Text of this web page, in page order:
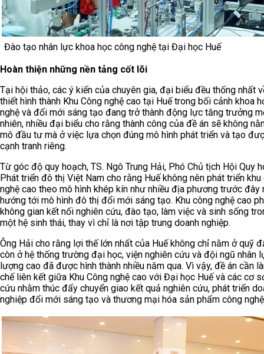
Đào tạo nhân lực khoa học công nghệ tại Đại học Huế
Hoàn thiện những nền tảng cốt lõi
Tại hội thảo, các ý kiến của chuyên gia, đại biểu đều thống nhất
thiết hình thành Khu Công nghệ cao tại Huế trong bối cảnh khoa
nghệ và đổi mới sáng tạo đang trở thành động lực tăng trưởng
nhiên, nhiều đại biểu cho rằng thành công của đề án sẽ không
mô đầu tư mà ở việc lựa chọn đúng mô hình phát triển và tạo
cạnh tranh riêng.
Từ góc độ quy hoạch, TS. Ngô Trung Hải, Phó Chủ tịch Hội Quy
Phát triển đô thị Việt Nam cho rằng Huế không nên phát triển khu
nghệ cao theo mô hình khép kín như nhiều địa phương trước đây
hướng tới mô hình đô thị đổi mới sáng tạo. Khu công nghệ cao
không gian kết nối nghiên cứu, đào tạo, làm việc và sinh sống
một hệ sinh thái, thay vì chỉ là nơi tập trung doanh nghiệp.
Ông Hải cho rằng lợi thế lớn nhất của Huế không chỉ nằm ở quỹ
còn ở hệ thống trường đại học, viện nghiên cứu và đội ngũ nhân
lượng cao đã được hình thành nhiều năm qua. Vì vậy, đề án cần
chế liên kết giữa Khu Công nghệ cao với Đại học Huế và các cơ
cứu nhằm thúc đẩy chuyển giao kết quả nghiên cứu, phát triển
nghiệp đổi mới sáng tạo và thương mại hóa sản phẩm công